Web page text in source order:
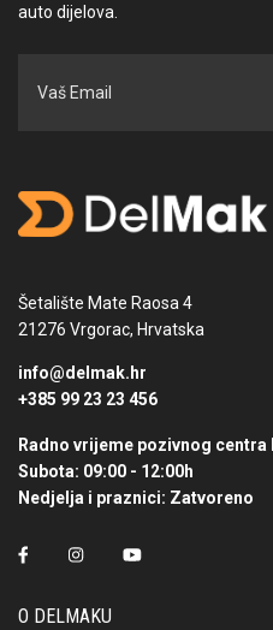
auto dijelova.
Šetalište Mate Raosa 4
21276 Vrgorac, Hrvatska
info@delmak.hr
+385 99 23 23 456
Radno vrijeme pozivnog centra
Subota: 09:00 - 12:00h
Nedjelja i praznici: Zatvoreno
O DELMAKU